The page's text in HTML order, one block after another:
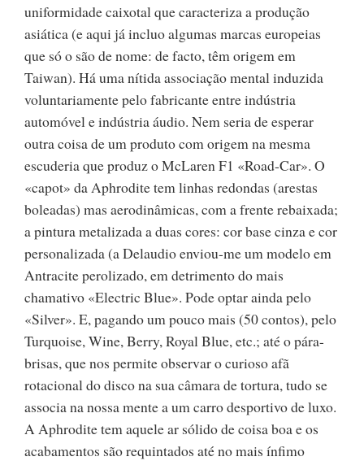
uniformidade caixotal que caracteriza a produção
asiática (e aqui já incluo algumas marcas europeias
que só o são de nome: de facto, têm origem em
Taiwan). Há uma nítida associação mental induzida
voluntariamente pelo fabricante entre indústria
automóvel e indústria áudio. Nem seria de esperar
outra coisa de um produto com origem na mesma
escuderia que produz o McLaren F1 «Road-Car». O
«capot» da Aphrodite tem linhas redondas (arestas
boleadas) mas aerodinâmicas, com a frente rebaixada;
a pintura metalizada a duas cores: cor base cinza e cor
personalizada (a Delaudio enviou-me um modelo em
Antracite perolizado, em detrimento do mais
chamativo «Electric Blue». Pode optar ainda pelo
«Silver». E, pagando um pouco mais (50 contos), pelo
Turquoise, Wine, Berry, Royal Blue, etc.; até o pára-
brisas, que nos permite observar o curioso afã
rotacional do disco na sua câmara de tortura, tudo se
associa na nossa mente a um carro desportivo de luxo.
A Aphrodite tem aquele ar sólido de coisa boa e os
acabamentos são requintados até no mais ínfimo